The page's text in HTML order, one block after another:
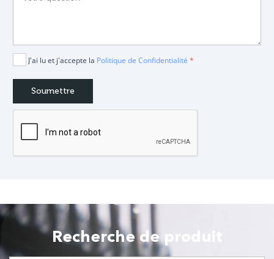
J'ai lu et j'accepte la Politique de Confidentialité *
Recherche de produit